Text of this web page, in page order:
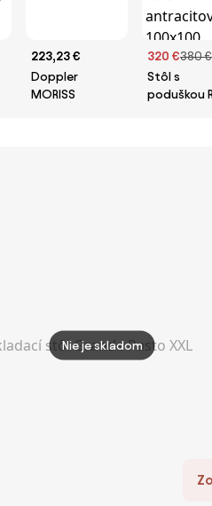
223,23 €
Doppler
MORISS
320 €380 €
Stôl s
poduškou
Nie je skladom